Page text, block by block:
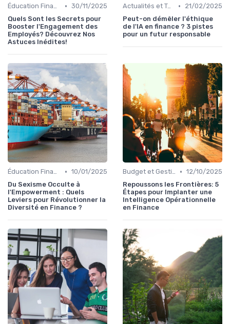
Éducation Financière • 30/11/2025
Quels Sont les Secrets pour
Booster l'Engagement des
Employés? Découvrez Nos
Astuces Inédites!
Actualités et Tendances Économiques •
21/02/2025
Peut-on démêler l'éthique
de l'IA en finance ? 3 pistes
pour un futur responsable
Éducation Financière • 10/01/2025
Du Sexisme Occulte à
l'Empowerment : Quels
Leviers pour Révolutionner la
Diversité en Finance ?
Budget et Gestion des Finances Personnelles • 12/10/2025
Repoussons les Frontières: 5
Étapes pour Implanter une
Intelligence Opérationnelle
en Finance